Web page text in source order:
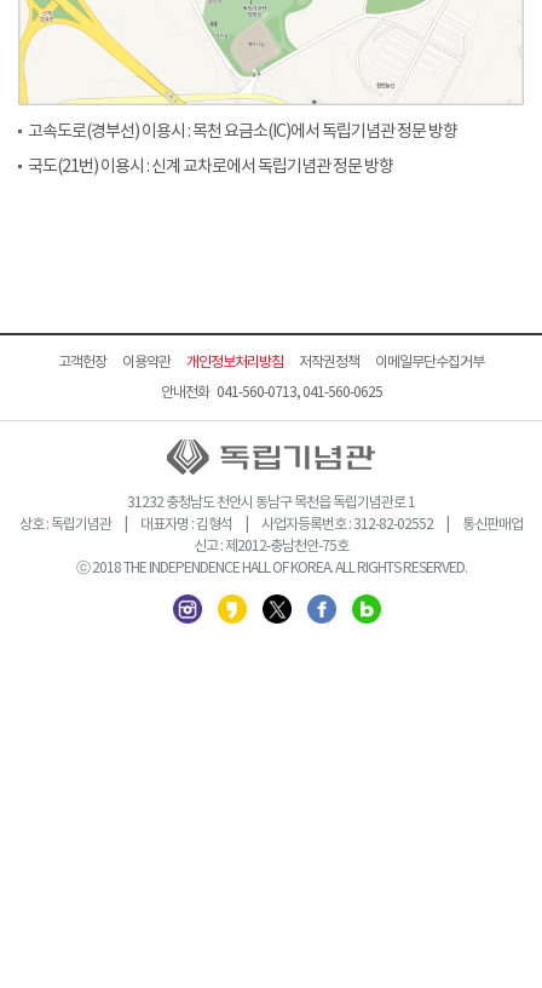
고속도로(경부선) 이용시 : 목천 요금소(IC)에서 독립기념관 정문 방향
국도(21번) 이용시 : 신계 교차로에서 독립기념관 정문 방향
고객헌장 이용약관 개인정보처리방침 저작권정책
이메일무단수집거부
안내전화 041-560-0713, 041-560-0625
31232 충청남도 천안시 동남구 목천읍 독립기념관로 1
상호 : 독립기념관 | 대표자명 : 김형석 | 사업자등록번호 : 312-82-02552 | 통신판매업
신고 : 제2012-충남천안-75호
ⓒ 2018 THE INDEPENDENCE HALL OF KOREA. ALL RIGHTS RESERVED.